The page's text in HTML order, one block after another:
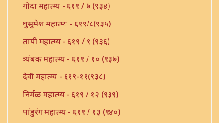
गोदा महात्म्य - ६१९ / ७ (९३४)
घुसुमेश महात्म्य - ६१९/८(९३५)
तापी महात्म्य - ६१९ / ९ (९३६)
त्र्यंबक महात्म्य - ६१९ / १० (९३७)
देवी महात्म्य - ६१९-११(९३८)
निर्मळ महात्म्य - ६१९ / १२ (९३९)
पांडुरंग महात्म्य - ६१९ / १३ (९४०)